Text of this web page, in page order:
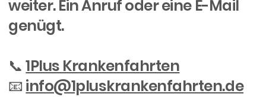
weiter. Ein Anruf oder eine E-Mail
genügt.
📞1Plus Krankenfahrten
📧 info@1pluskrankenfahrten.de